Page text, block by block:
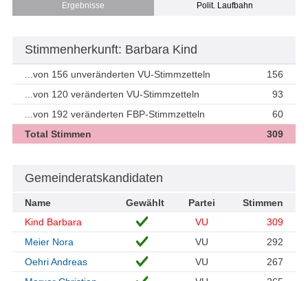
Ergebnisse Polit. Laufbahn
Stimmenherkunft: Barbara Kind
...von 156 unveränderten VU-Stimmzetteln
156
...von 120 veränderten VU-Stimmzetteln
93
...von 192 veränderten FBP-Stimmzetteln
60
Total Stimmen
309
Gemeinderatskandidaten
Name Gewählt Partei
Stimmen
Kind Barbara
VU
309
Meier Nora
VU
292
Oehri Andreas
VU
267